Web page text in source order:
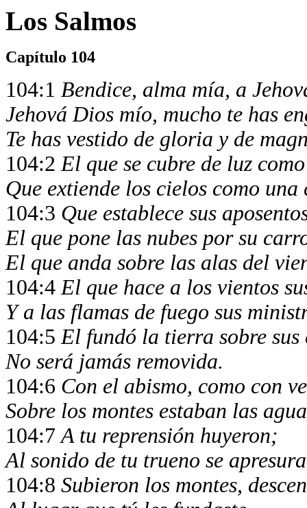
Los Salmos
Capítulo 104
104:1 Bendice, alma mía, a
Jehová Dios mío, mucho te has
Te has vestido de gloria y de
104:2El que se cubre de luz
Que extiende los cielos como
104:3 Que establece sus
El que pone las nubes por su
El que anda sobre las alas del
104:4El que hace a los vientos
Y a las flamas de fuego sus
104:5El fundó la tierra sobre sus
No será jamás removida.
104:6 Con el abismo, como con
Sobre los montes estaban las
104:7A tu reprensión huyeron;
Al sonido de tu trueno se
104:8 Subieron los montes,